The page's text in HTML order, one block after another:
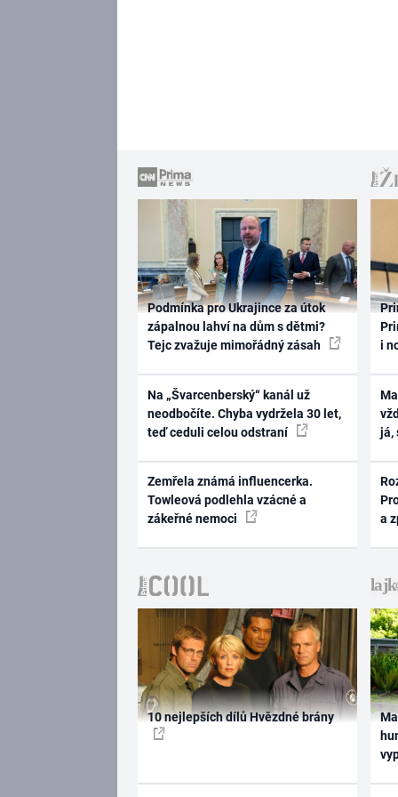
Podmínka pro Ukrajince za útok
zápalnou lahví na dům s dětmi?
Tejc zvažuje mimořádný zásah
Na „Švarcenberský“ kanál už
neodbočíte. Chyba vydržela 30 let,
teď ceduli celou odstraní
Zemřela známá influencerka.
Towleová podlehla vzácné a
zákeřné nemoci
i
já,
a
10 nejlepších dílů Hvězdné brány